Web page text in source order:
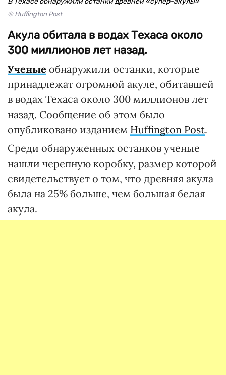
© Huffington Post
Акула обитала в водах Техаса около
300 миллионов лет назад.
Ученые обнаружили останки, которые
принадлежат огромной акуле, обитавшей
в водах Техаса около 300 миллионов лет
назад. Сообщение об этом было
опубликовано изданием Huffington Post.
Среди обнаруженных останков ученые
нашли черепную коробку, размер которой
свидетельствует о том, что древняя акула
была на 25% больше, чем большая белая
акула.